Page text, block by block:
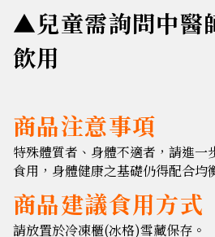
▲兒童需詢問中醫
飲用
商品注意事項
特殊體質者、身體不適者，請進一
食用，身體健康之基礎仍得配合均
商品建議食用方式
請放置於冷凍櫃(冰格)雪藏保存。